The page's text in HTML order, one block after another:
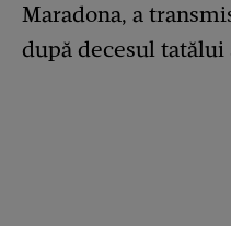
Maradona, a
după decesul tatălui